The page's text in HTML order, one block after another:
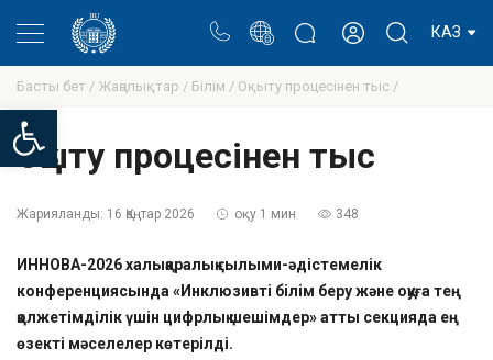
Open toolbar
КАЗ
Басты бет / Жаңалықтар / Білім / Оқыту процесінен тыс /
Оқыту процесінен тыс
Жарияланды: 16 Қаңтар 2026 оқу 1 мин 348
ИННОВА-2026 халықаралық ғылыми-әдістемелік
конференциясында «Инклюзивті білім беру және оқуға тең
қолжетімділік үшін цифрлық шешімдер» атты секцияда ең
өзекті мәселелер көтерілді.